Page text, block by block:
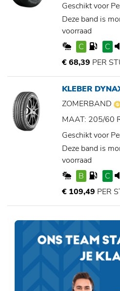
Geschikt voor
Deze band is
voorraad
C
C
€ 68,39 PER
KLEBER
ZOMERBAND
MAAT: 205/60
Geschikt voor
Deze band is
voorraad
B
C
€ 109,49 PER